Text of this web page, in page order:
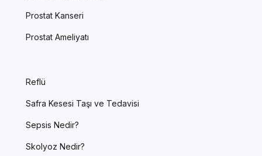
Prostat Kanseri
Prostat Ameliyatı
Reflü
Safra Kesesi Taşı ve Tedavisi
Sepsis Nedir?
Skolyoz Nedir?